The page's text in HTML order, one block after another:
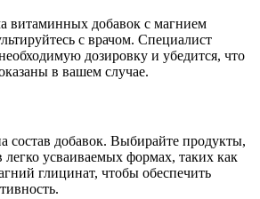
витаминных добавок с магнием
с врачом. Специалист
дозировку и убедится, что
в вашем случае.
состав добавок. Выбирайте продукты,
усваиваемых формах, таких как
глицинат, чтобы обеспечить